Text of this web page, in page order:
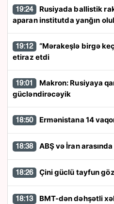
19:24
aparan institutda yanğın
19:12
etiraz etdi
19:01
gücləndirəcəyik
18:50 Ermənistana 14
18:38 ABŞ və İran
18:26 Çini güclü tayfun
18:13